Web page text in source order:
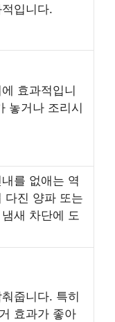
입니다.
효과적입니
놓거나 조리시
를 없애는 역
다진 양파 또는
새 차단에 도
줍니다. 특히
효과가 좋아